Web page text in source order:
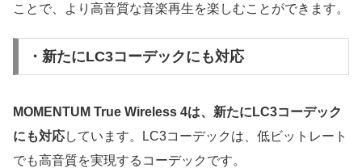
ことで、より高音質な音楽再生を楽しむことができます。
・新たにLC3コーデックにも対応
MOMENTUM True Wireless 4は、新たにLC3コーデック
にも対応しています。LC3コーデックは、低ビットレート
でも高音質を実現するコーデックです。